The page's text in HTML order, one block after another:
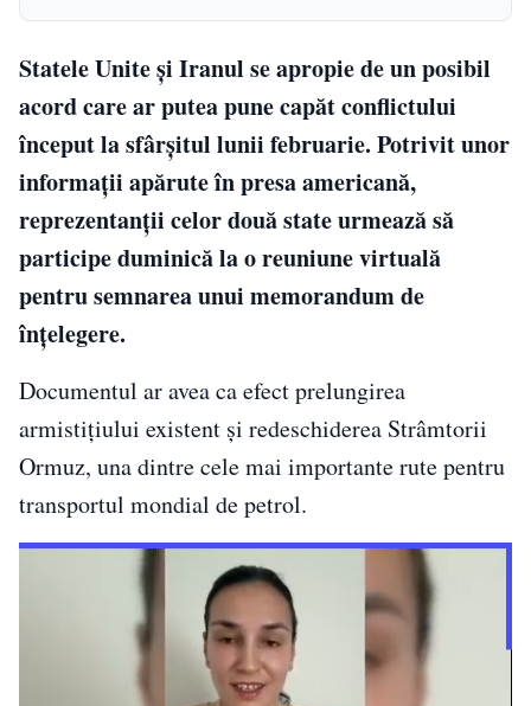
Statele Unite și Iranul se apropie de un posibil
acord care ar putea pune capăt conflictului
început la sfârșitul lunii februarie. Potrivit unor
informații apărute în presa americană,
reprezentanții celor două state urmează să
participe duminică la o reuniune virtuală
pentru semnarea unui memorandum de
înțelegere.
Documentul ar avea ca efect prelungirea
armistițiului existent și redeschiderea Strâmtorii
Ormuz, una dintre cele mai importante rute pentru
transportul mondial de petrol.